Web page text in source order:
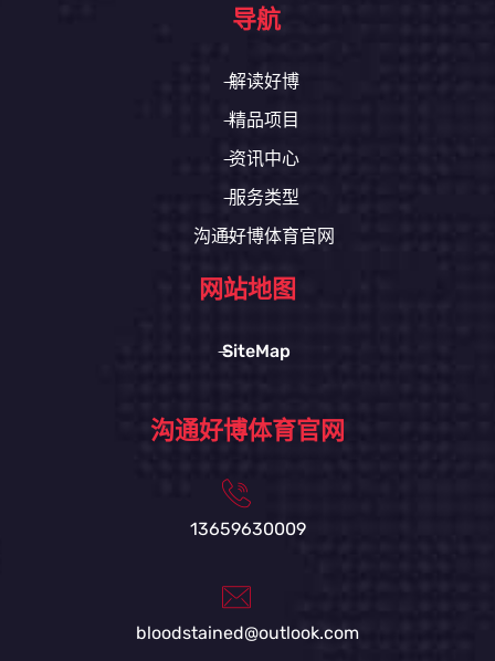
导航
解读好博
精品项目
资讯中心
服务类型
沟通好博体育官网
网站地图
SiteMap
沟通好博体育官网
13659630009
bloodstained@outlook.com